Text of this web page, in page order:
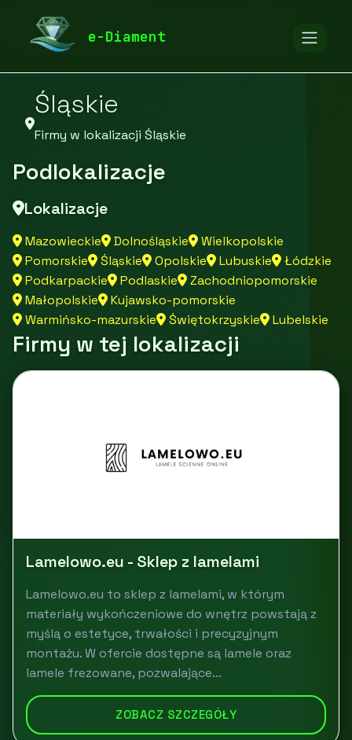
e-Diament
diamentspa.pl
Śląskie
Firmy w lokalizacji Śląskie
Podlokalizacje
Lokalizacje
Mazowieckie Dolnośląskie
Wielkopolskie
Pomorskie
Śląskie Opolskie Lubuskie
Łódzkie
Podkarpackie
Podlaskie
Zachodniopomorskie
Małopolskie
Kujawsko-pomorskie
Warmińsko-mazurskie
Świętokrzyskie Lubelskie
Firmy w tej lokalizacji
Lamelowo.eu - Sklep z lamelami
Lamelowo.eu to sklep z lamelami, w którym
materiały wykończeniowe do wnętrz powstają z
myślą o estetyce, trwałości i precyzyjnym
montażu. W ofercie dostępne są lamele oraz
lamele frezowane, pozwalające...
ZOBACZ SZCZEGÓŁY